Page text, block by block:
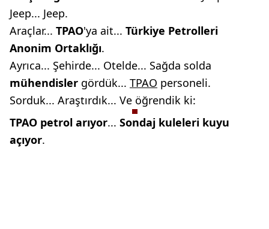
Jeep... Jeep.
Araçlar... TPAO'ya ait... Türkiye Petrolleri
Anonim Ortaklığı.
Ayrıca... Şehirde... Otelde... Sağda solda
mühendisler gördük... TPAO personeli.
Sorduk... Araştırdık... Ve öğrendik ki:
TPAO petrol arıyor... Sondaj kuleleri kuyu
açıyor.